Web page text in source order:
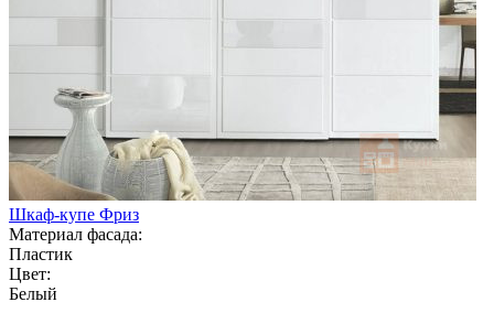
Шкаф-купе Фриз
Материал фасада:
Пластик
Цвет:
Белый